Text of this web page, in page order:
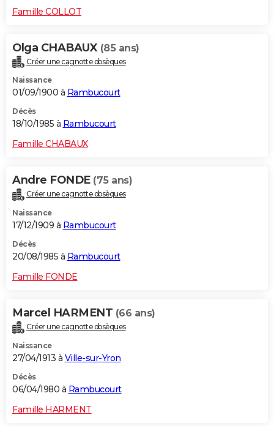
Famille COLLOT
Olga CHABAUX (85 ans)
Créer une cagnotte obsèques
Naissance
01/09/1900 à Rambucourt
Décès
18/10/1985 à Rambucourt
Famille CHABAUX
Andre FONDE (75 ans)
Créer une cagnotte obsèques
Naissance
17/12/1909 à Rambucourt
Décès
20/08/1985 à Rambucourt
Famille FONDE
Marcel HARMENT (66 ans)
Créer une cagnotte obsèques
Naissance
27/04/1913 à Ville-sur-Yron
Décès
06/04/1980 à Rambucourt
Famille HARMENT